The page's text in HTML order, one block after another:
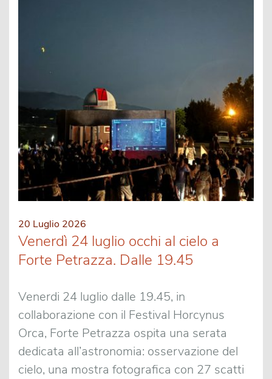
20 Luglio 2026
Venerdì 24 luglio occhi al cielo a
Forte Petrazza. Dalle 19.45
Venerdi 24 luglio dalle 19.45, in
collaborazione con il Festival Horcynus
Orca, Forte Petrazza ospita una serata
dedicata all’astronomia: osservazione del
cielo, una mostra fotografica con 27 scatti